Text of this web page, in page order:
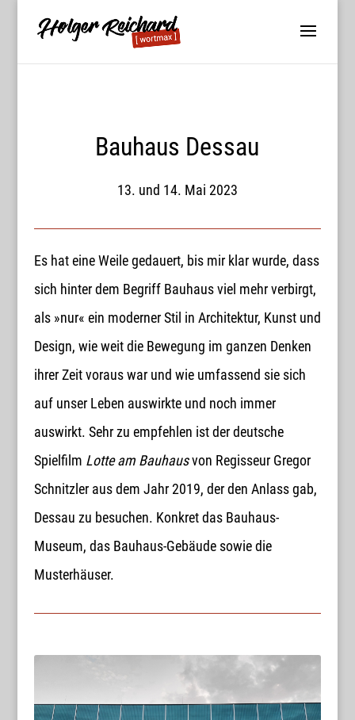
Bauhaus Dessau
13. und 14. Mai 2023
Es hat eine Weile gedauert, bis mir klar wurde, dass
sich hinter dem Begriff Bauhaus viel mehr verbirgt,
als »nur« ein moderner Stil in Architektur, Kunst und
Design, wie weit die Bewegung im ganzen Denken
ihrer Zeit voraus war und wie umfassend sie sich
auf unser Leben auswirkte und noch immer
auswirkt. Sehr zu empfehlen ist der deutsche
Spielfilm Lotte am Bauhausvon Regisseur Gregor
Schnitzler aus dem Jahr 2019, der den Anlass gab,
Dessau zu besuchen. Konkret das Bauhaus-
Museum, das Bauhaus-Gebäude sowie die
Musterhäuser.